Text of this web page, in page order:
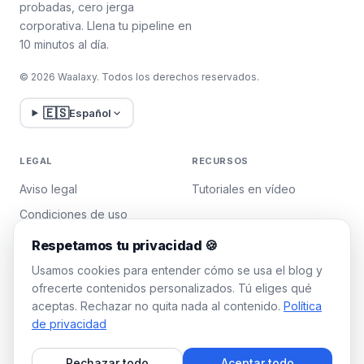
podría ser señal de que te ha eliminado
de sus contactos. ¡Presta atención a
estas pequeñas pistas! 👀
sencilla e infalible de averiguar quién te ha
eliminado de LinkedIn. Estate atento... 🕵️‍♂️🔍
probadas, cero jerga
corporativa. Llena tu pipeline en
10 minutos al día.
© 2026 Waalaxy. Todos los derechos reservados.
🇪🇸Español
LEGAL
Aviso legal
Condiciones de uso
Política de privacidad
Gestionar cookies
RECURSOS
Tutoriales en vídeo
WAALAXY
Respetamos tu privacidad 🍪
Usamos cookies para entender cómo se usa el blog y
ofrecerte contenidos personalizados. Tú eliges qué
aceptas. Rechazar no quita nada al contenido. Política
de privacidad